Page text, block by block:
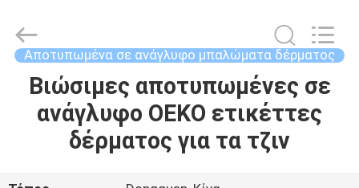
ΣΠΊΤΙ
ΠΡΟΪΌΝΤΑ
Accessories
Co.,Ltd.
RightsΑποτυπωμένα σε ανάγλυφο μπαλώματα δέρματος
Βιώσιμες αποτυπωμένες σε
ανάγλυφο OEKO ετικέττες
δέρματος για τα τζιν